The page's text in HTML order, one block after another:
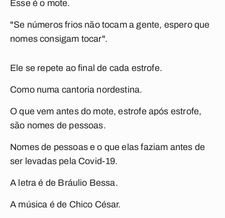
Esse é o mote.
"Se números frios não tocam a gente, espero que
nomes consigam tocar".
Ele se repete ao final de cada estrofe.
Como numa cantoria nordestina.
O que vem antes do mote, estrofe após estrofe,
são nomes de pessoas.
Nomes de pessoas e o que elas faziam antes de
ser levadas pela Covid-19.
A letra é de Bráulio Bessa.
A música é de Chico César.